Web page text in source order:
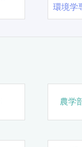
環境学
農学